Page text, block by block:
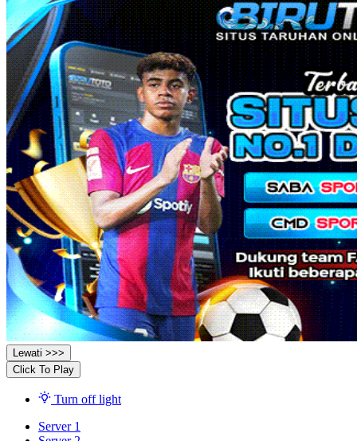
Lewati >>>
Click To Play
Turn off light
Server 1